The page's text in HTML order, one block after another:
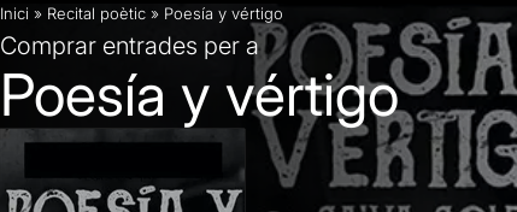
Inici » Recital poètic » Poesía y vértigo
Comprar entrades per a
Poesía y vértigo